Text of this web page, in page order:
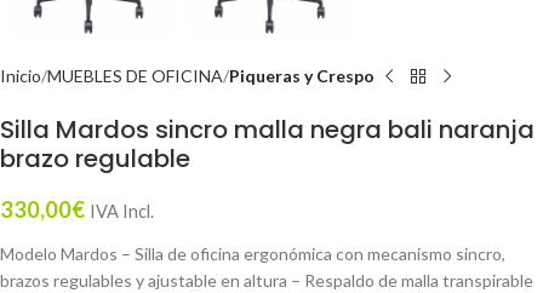
Inicio MUEBLES DE OFICINA Piqueras y Crespo
Silla Mardos sincro malla negra bali naranja
brazo regulable
330,00€ IVA Incl.
Modelo Mardos – Silla de oficina ergonómica con mecanismo sincro,
brazos regulables y ajustable en altura – Respaldo de malla transpirable